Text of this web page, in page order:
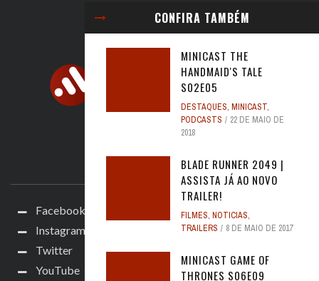
CONFIRA TAMBÉM
MINICAST THE
HANDMAID'S TALE
S02E05
DESTAQUES, MINICAST,
PODCASTS
22 DE MAIO DE
2018
BLADE RUNNER 2049 |
ASSISTA JÁ AO NOVO
TRAILER!
FILMES, NOTICIAS,
TRAILERS
8 DE MAIO DE 2017
MINICAST GAME OF
THRONES S06E09
ACOMPANHE
Facebook
Instagram
Twitter
YouTube